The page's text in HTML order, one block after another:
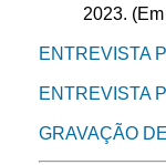
2023.
ENTREVISTA
ENTREVISTA
GRAVAÇÃO